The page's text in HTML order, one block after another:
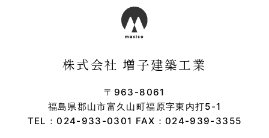
株式会社 増子建築工業
〒963-8061
福島県郡山市富久山町福原字東内打5-1
TEL：024-933-0301 FAX：024-939-3355